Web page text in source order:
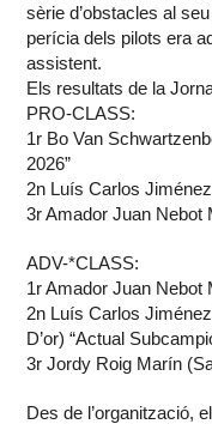
sèrie d’obstacles al
perícia dels pilots era
assistent.
Els resultats de la
PRO-CLASS:
1r Bo Van
2026”
2n Luís Carlos
3r Amador Juan Nebot
ADV-*CLASS:
1r Amador Juan Nebot
2n Luís Carlos
D’or) “Actual
3r Jordy Roig Marín
Des de l’organització,